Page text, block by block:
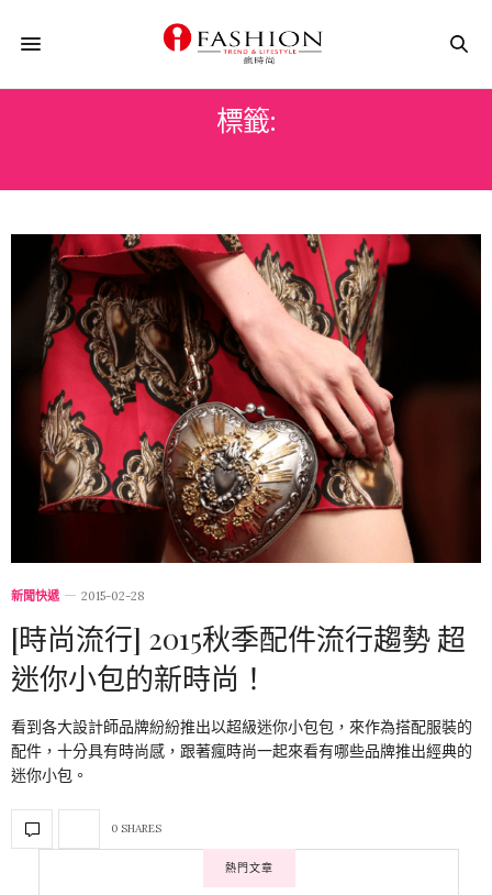
標籤:
新聞快遞 2015-02-28
[時尚流行] 2015秋季配件流行趨勢 超
迷你小包的新時尚！
看到各大設計師品牌紛紛推出以超級迷你小包包，來作為搭配服裝的
配件，十分具有時尚感，跟著瘋時尚一起來看有哪些品牌推出經典的
迷你小包。
0 SHARES
熱門文章